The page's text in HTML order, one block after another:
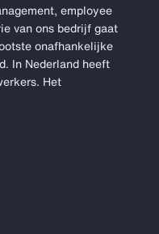
employee
van ons bedrijf gaat
onafhankelijke
In Nederland heeft
Het